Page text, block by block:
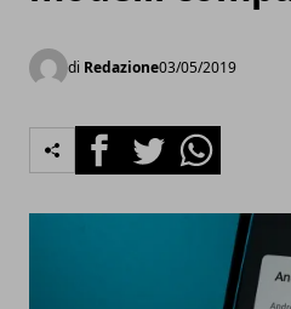
di Redazione03/05/2019
FacebookTwitterWhatsapp